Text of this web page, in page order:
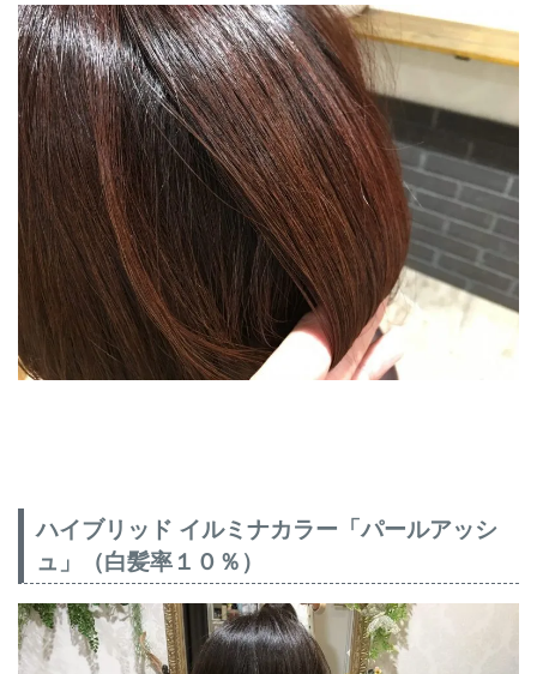
ハイブリッド イルミナカラー「パールアッシ
ュ」（白髪率１０％）